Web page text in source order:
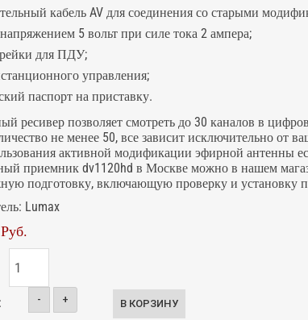
кабель AV для соединения со старыми
5 вольт при силе тока 2 ампера;
для ПДУ;
управления;
паспорт на приставку.
ресивер позволяет смотреть до 30 каналов в
не менее 50, все зависит исключительно от
активной модификации эфирной антенны
приемник dv1120hd в Москве можно в нашем
подготовку, включающую проверку и установку
Lumax
- +